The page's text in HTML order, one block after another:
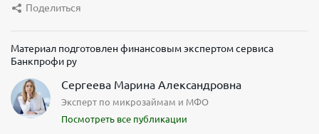
Поделиться
Материал подготовлен финансовым экспертом сервиса
Банкпрофи ру
Сергеева Марина Александровна
Эксперт по микрозаймам и МФО
Посмотреть все публикации